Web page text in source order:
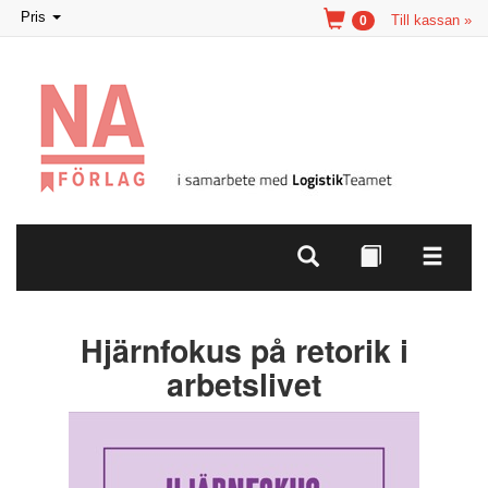
Toggle
navigation
Pris Till kassan »
0
Hjärnfokus på retorik i
arbetslivet